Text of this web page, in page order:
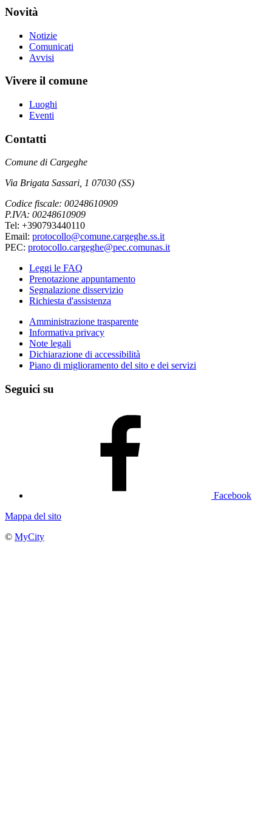
Novità
Notizie
Comunicati
Avvisi
Vivere il comune
Luoghi
Eventi
Contatti
Comune di Cargeghe
Via Brigata Sassari, 1 07030 (SS)
Codice fiscale: 00248610909
P.IVA: 00248610909
Tel: +390793440110
Email: protocollo@comune.cargeghe.ss.it
PEC: protocollo.cargeghe@pec.comunas.it
Leggi le FAQ
Prenotazione appuntamento
Segnalazione disservizio
Richiesta d'assistenza
Amministrazione trasparente
Informativa privacy
Note legali
Dichiarazione di accessibilità
Piano di miglioramento del sito e dei servizi
Seguici su
Facebook
Mappa del sito
© MyCity